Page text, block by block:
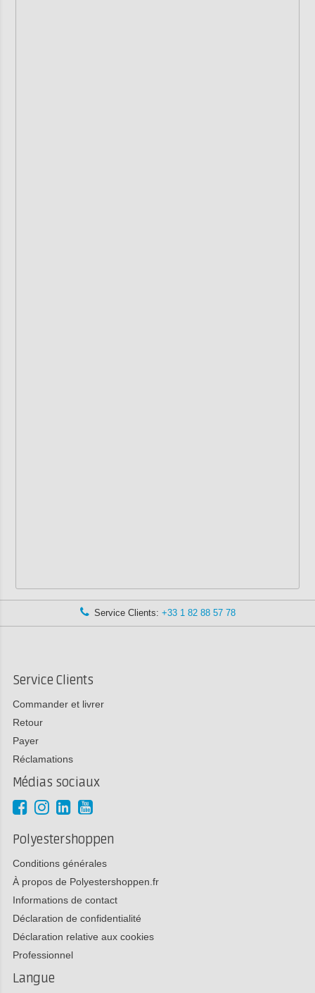
Service Clients: +33 1 82 88 57 78
Service Clients
Commander et livrer
Retour
Payer
Réclamations
Médias sociaux
Polyestershoppen
Conditions générales
À propos de Polyestershoppen.fr
Informations de contact
Déclaration de confidentialité
Déclaration relative aux cookies
Professionnel
Langue